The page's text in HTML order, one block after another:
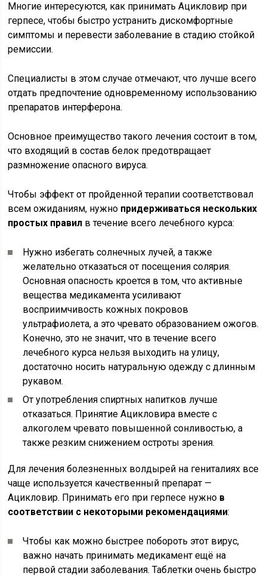
Многие интересуются, как принимать Ацикловир при
герпесе, чтобы быстро устранить дискомфортные
симптомы и перевести заболевание в стадию стойкой
ремиссии.
Специалисты в этом случае отмечают, что лучше всего
отдать предпочтение одновременному использованию
препаратов интерферона.
Основное преимущество такого лечения состоит в том,
что входящий в состав белок предотвращает
размножение опасного вируса.
Чтобы эффект от пройденной терапии соответствовал
всем ожиданиям, нужно придерживаться нескольких
простых правил в течение всего лечебного курса:
Нужно избегать солнечных лучей, а также
желательно отказаться от посещения солярия.
Основная опасность кроется в том, что активные
вещества медикамента усиливают
восприимчивость кожных покровов
ультрафиолета, а это чревато образованием ожогов.
Конечно, это не значит, что в течение всего
лечебного курса нельзя выходить на улицу,
достаточно носить натуральную одежду с длинным
рукавом.
От употребления спиртных напитков лучше
отказаться. Принятие Ацикловира вместе с
алкоголем чревато повышенной сонливостью, а
также резким снижением остроты зрения.
Для лечения болезненных волдырей на гениталиях все
чаще используется качественный препарат —
Ацикловир. Принимать его при герпесе нужно в
соответствии с некоторыми рекомендациями:
Чтобы как можно быстрее побороть этот вирус,
важно начать принимать медикамент ещё на
первой стадии заболевания. Таблетки очень быстро